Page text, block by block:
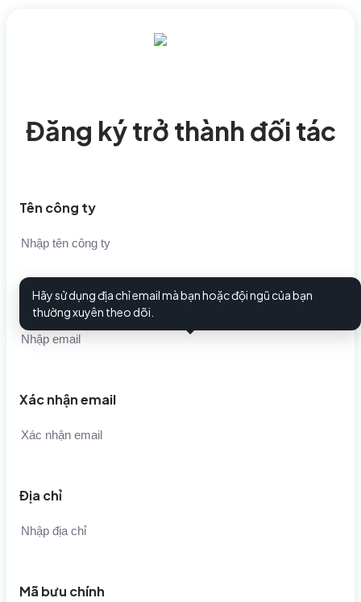
Đăng ký trở thành đối tác
Tên công ty
Email
Hãy sử dụng địa chỉ email mà bạn hoặc đội ngũ của bạn
thường xuyên theo dõi.
Xác nhận email
Địa chỉ
Mã bưu chính